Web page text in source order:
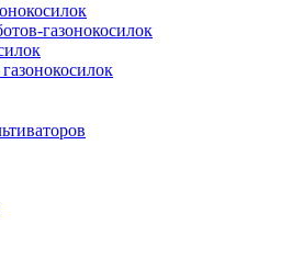
газонокосилок